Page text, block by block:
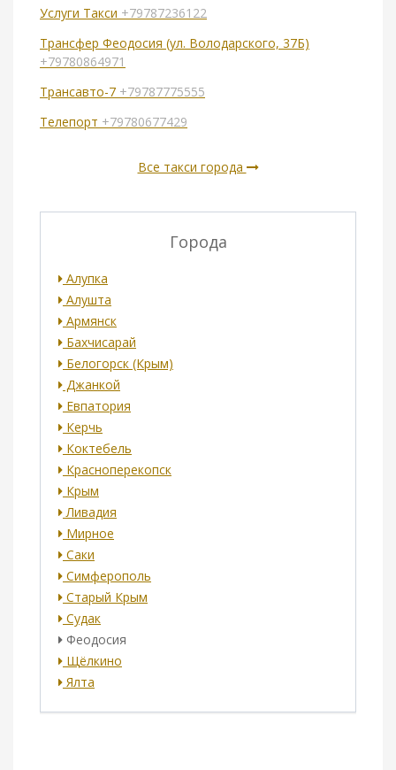
Услуги Такси +79787236122
Трансфер Феодосия (ул. Володарского, 37Б)
+79780864971
Трансавто-7 +79787775555
Телепорт +79780677429
Все такси города
Города
Алупка
Алушта
Армянск
Бахчисарай
Белогорск (Крым)
Джанкой
Евпатория
Керчь
Коктебель
Красноперекопск
Крым
Ливадия
Мирное
Саки
Симферополь
Старый Крым
Судак
Феодосия
Щёлкино
Ялта